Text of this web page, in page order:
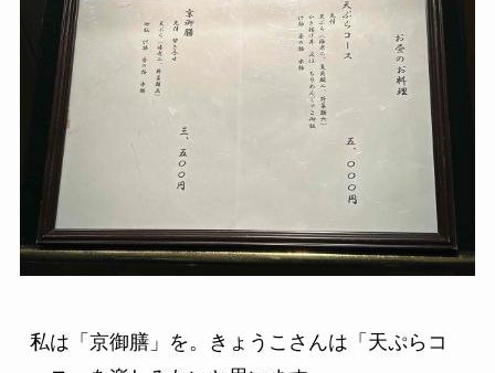
私は「京御膳」を。きょうこさんは「天ぷらコ